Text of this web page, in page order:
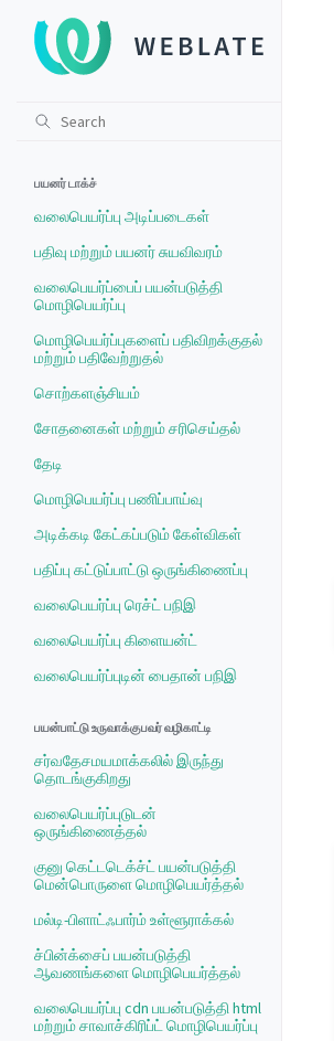
பயனர் டாக்ச்
வலைபெயர்ப்பு அடிப்படைகள்
பதிவு மற்றும் பயனர் சுயவிவரம்
வலைபெயர்ப்பைப் பயன்படுத்தி
மொழிபெயர்ப்பு
மொழிபெயர்ப்புகளைப் பதிவிறக்குதல்
மற்றும் பதிவேற்றுதல்
சொற்களஞ்சியம்
சோதனைகள் மற்றும் சரிசெய்தல்
தேடி
மொழிபெயர்ப்பு பணிப்பாய்வு
அடிக்கடி கேட்கப்படும் கேள்விகள்
பதிப்பு கட்டுப்பாட்டு ஒருங்கிணைப்பு
வலைபெயர்ப்பு ரெச்ட் பநிஇ
வலைபெயர்ப்பு கிளையன்ட்
வலைபெயர்ப்புடின் பைதான் பநிஇ
பயன்பாட்டு உருவாக்குபவர் வழிகாட்டி
சர்வதேசமயமாக்கலில் இருந்து
தொடங்குகிறது
வலைபெயர்ப்புடுடன்
ஒருங்கிணைத்தல்
குனு கெட்டடெக்ச்ட் பயன்படுத்தி
மென்பொருளை மொழிபெயர்த்தல்
மல்டி-பிளாட்ஃபார்ம் உள்ளூராக்கல்
ச்பின்க்சைப் பயன்படுத்தி
ஆவணங்களை மொழிபெயர்த்தல்
வலைபெயர்ப்பு cdn பயன்படுத்தி html
மற்றும் சாவாச்கிரிப்ட் மொழிபெயர்ப்பு